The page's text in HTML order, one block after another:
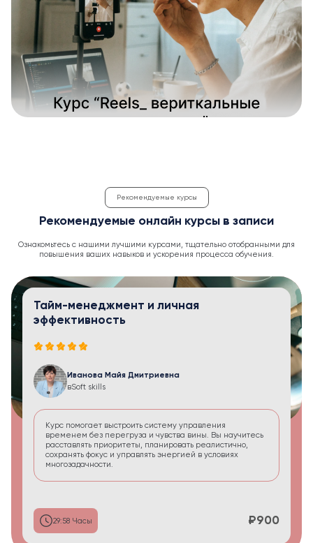
Рекомендуемые курсы
Рекомендуемые онлайн курсы в записи
Ознакомьтесь с нашими лучшими курсами, тщательно отобранными для
повышения ваших навыков и ускорения процесса обучения.
Тайм-менеджмент и личная
эффективность
Иванова Майя Дмитриевна
вSoft skills
Курс помогает выстроить систему управления
временем без перегруза и чувства вины. Вы научитесь
расставлять приоритеты, планировать реалистично,
сохранять фокус и управлять энергией в условиях
многозадачности.
29:58 Часы ₽900